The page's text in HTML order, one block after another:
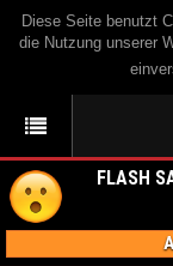
Diese Seite benutzt
die Nutzung unserer
FLASH